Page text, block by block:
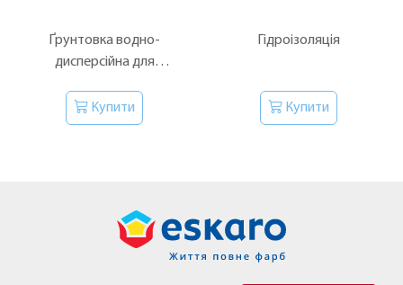
Ґрунтовка водно-
дисперсійна для
перед нанесенням
гідроізоляції.
Купити
Гідроізоляція
Купити